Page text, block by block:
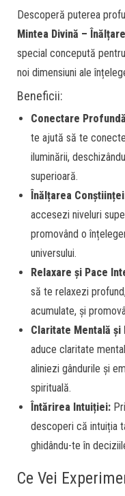
Descoperă puterea
Mintea Divină –
special concepută
noi dimensiuni ale
Beneficii:
Conectare
te ajută să te
iluminării,
superioară.
Înălțarea
accesezi niveluri
promovând o
universului.
Relaxare și Pace
să te relaxezi
acumulate, și
Claritate Mentală și
aduce claritate
aliniezi gândurile și
spirituală.
Întărirea Intuiției:
descoperi că intuiția
ghidându-te în
Ce Vei